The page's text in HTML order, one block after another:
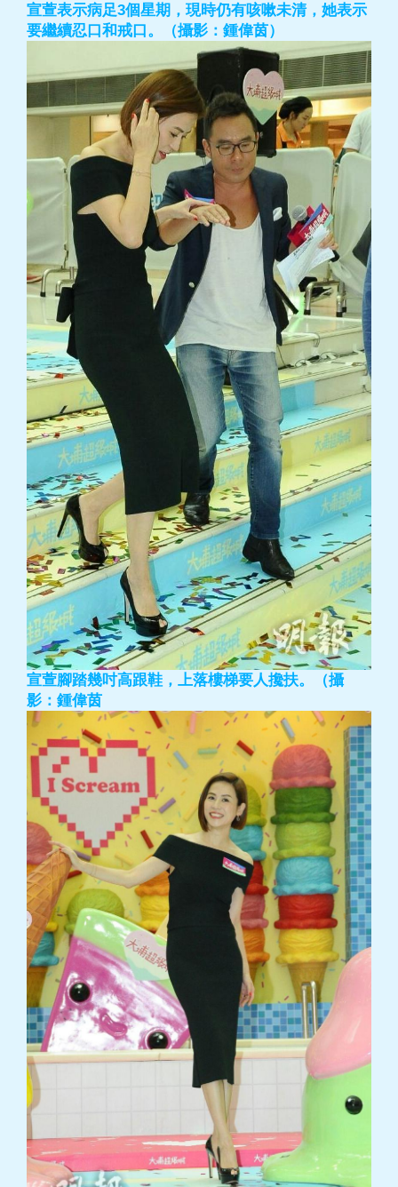
宣萱表示病足3個星期，現時仍有咳嗽未清，她表示
要繼續忍口和戒口。（攝影：鍾偉茵）
宣萱腳踏幾吋高跟鞋，上落樓梯要人攙扶。（攝
影：鍾偉茵